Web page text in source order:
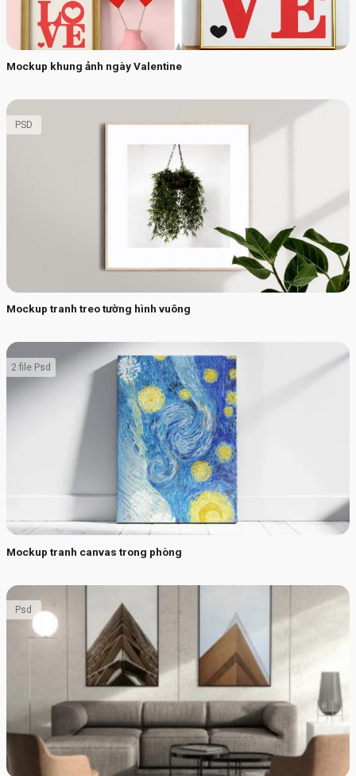
Mockup khung ảnh ngày Valentine
Mockup tranh treo tường hình vuông
PSD
Mockup tranh canvas trong phòng
2 file Psd
Psd